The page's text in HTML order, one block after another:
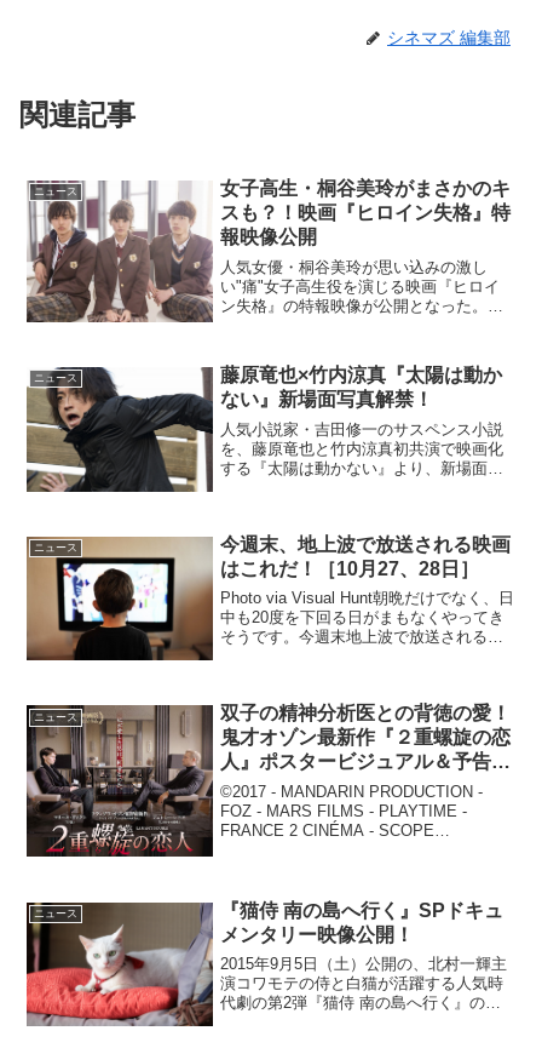
シネマズ 編集部
関連記事
ニュース
女子高生・桐谷美玲がまさかのキ
スも？！映画『ヒロイン失格』特
報映像公開
人気女優・桐谷美玲が思い込みの激し
い"痛"女子高生役を演じる映画『ヒロイ
ン失格』の特報映像が公開となった。
『別冊マーガレット』連載され単行本は
累計120万部を...
ニュース
藤原竜也×竹内涼真『太陽は動か
ない』新場面写真解禁！
人気小説家・吉田修一のサスペンス小説
を、藤原竜也と竹内涼真初共演で映画化
する『太陽は動かない』より、新場面写
生業としている謎の秘密組...
ニュース
今週末、地上波で放送される映画
はこれだ！［10月27、28日］
Photo via Visual Hunt朝晩だけでなく、日
中も20度を下回る日がまもなくやってき
そうです。今週末地上波で放送される映
ニュース
双子の精神分析医との背徳の愛！
鬼才オゾン最新作『２重螺旋の恋
人』ポスタービジュアル＆予告映
像公開
©2017 - MANDARIN PRODUCTION -
FOZ - MARS FILMS - PLAYTIME -
FRANCE 2 CINÉMA - SCOPE
ニュース
『猫侍 南の島へ行く』SPドキュ
メンタリー映像公開！
2015年9月5日（土）公開の、北村一輝主
演コワモテの侍と白猫が活躍する人気時
代劇の第2弾『猫侍 南の島へ行く』のス